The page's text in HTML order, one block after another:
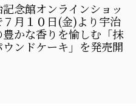
記念館オンラインショッ
７月１０日(金)より宇治
豊かな香りを愉しむ「抹
ウンドケーキ」を発売開